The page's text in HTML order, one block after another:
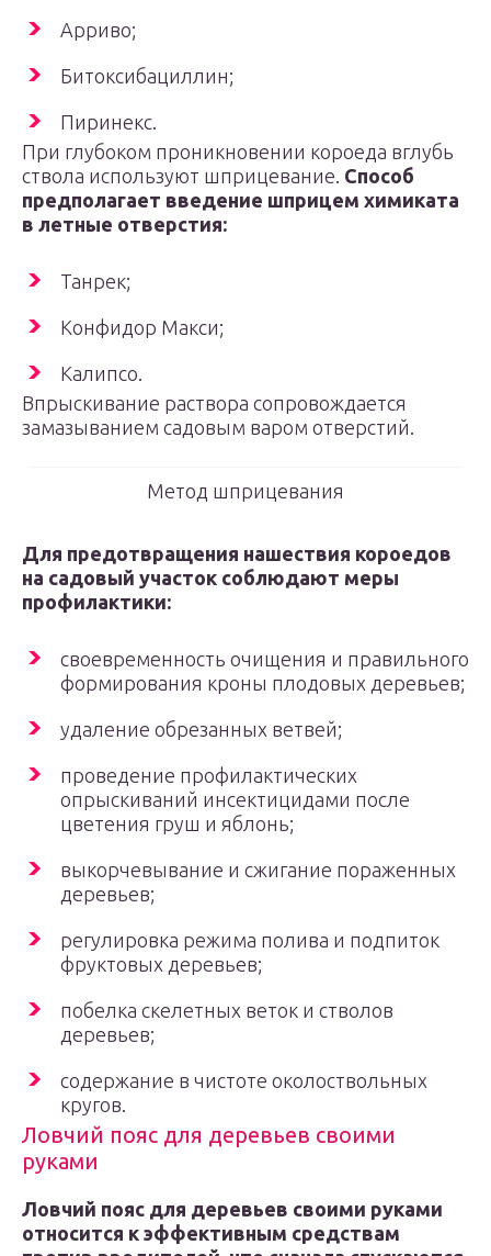
Арриво;
Битоксибациллин;
Пиринекс.
При глубоком проникновении короеда вглубь
ствола используют шприцевание. Способ
предполагает введение шприцем химиката
в летные отверстия:
Танрек;
Конфидор Макси;
Калипсо.
Впрыскивание раствора сопровождается
замазыванием садовым варом отверстий.
Метод шприцевания
Для предотвращения нашествия короедов
на садовый участок соблюдают меры
профилактики:
своевременность очищения и правильного
формирования кроны плодовых деревьев;
удаление обрезанных ветвей;
проведение профилактических
опрыскиваний инсектицидами после
цветения груш и яблонь;
выкорчевывание и сжигание пораженных
деревьев;
регулировка режима полива и подпиток
фруктовых деревьев;
побелка скелетных веток и стволов
деревьев;
содержание в чистоте околоствольных
кругов.
Ловчий пояс для деревьев своими
руками
Ловчий пояс для деревьев своими руками
относится к эффективным средствам